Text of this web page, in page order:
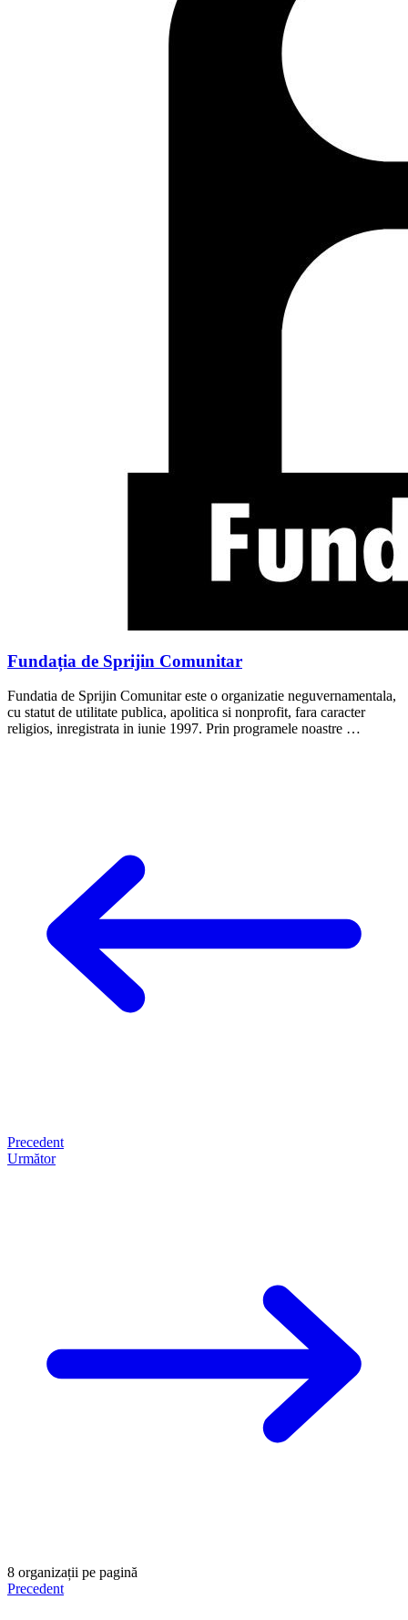
Fundația de Sprijin Comunitar
Fundatia de Sprijin Comunitar este o organizatie neguvernamentala,
cu statut de utilitate publica, apolitica si nonprofit, fara caracter
religios, inregistrata in iunie 1997. Prin programele noastre …
Precedent
Următor
8 organizații pe pagină
Precedent